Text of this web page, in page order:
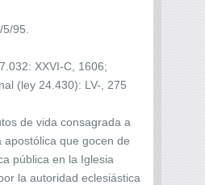
95.
XXVI-C, 1606;
(ley 24.430): LV-, 275
de vida consagrada a
apostólica que gocen de
pública en la Iglesia
la autoridad eclesiástica